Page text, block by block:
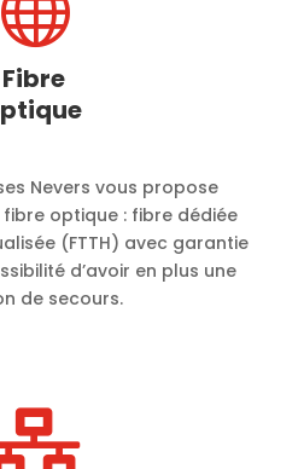
Fibre
Nevers vous propose
optique : fibre dédiée
(FTTH) avec garantie
d’avoir en plus une
de secours.